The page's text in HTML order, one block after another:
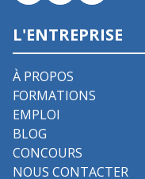
L'ENTREPRISE
À PROPOS
FORMATIONS
EMPLOI
BLOG
CONCOURS
NOUS CONTACTER